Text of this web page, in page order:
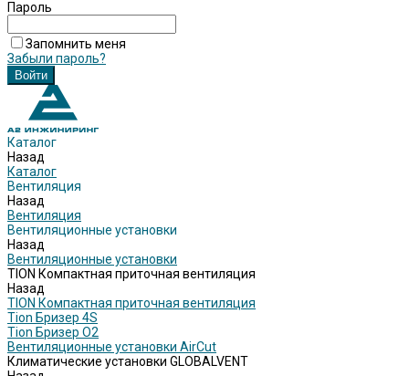
Пароль
Запомнить меня
Забыли пароль?
Каталог
Назад
Каталог
Вентиляция
Назад
Вентиляция
Вентиляционные установки
Назад
Вентиляционные установки
TION Компактная приточная вентиляция
Назад
TION Компактная приточная вентиляция
Tion Бризер 4S
Tion Бризер O2
Вентиляционные установки AirCut
Климатические установки GLOBALVENT